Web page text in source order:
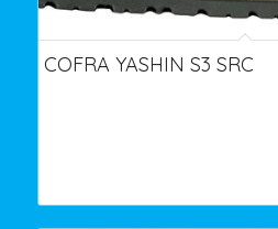
COFRA YASHIN S3 SRC